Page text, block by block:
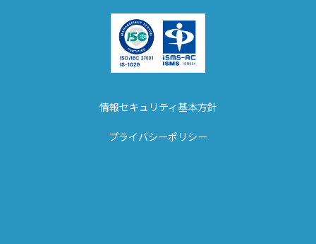
情報セキュリティ基本方針
プライバシーポリシー